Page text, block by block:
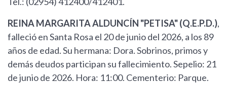
REINA MARGARITA ALDUNCÍN "PETISA" (Q.E.P.D.),
falleció en Santa Rosa el 20 de junio del 2026, a los 89
años de edad. Su hermana: Dora. Sobrinos, primos y
demás deudos participan su fallecimiento. Sepelio: 21
de junio de 2026. Hora: 11:00. Cementerio: Parque.